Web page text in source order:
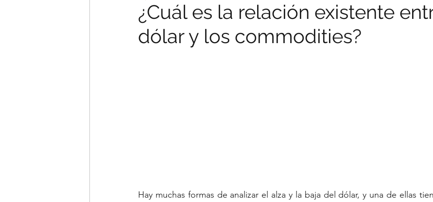
Inteligencia Artificial Crecimiento Personal TPM Endeudamiento
¿Cuál es la relación existente
dólar y los commodities?
Hay muchas formas de analizar el alza y la baja del dólar, y una de ellas